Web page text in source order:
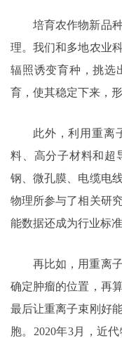
培育农作物新品
理。我们和多地农业
辐照诱变育种，挑选
育，使其稳定下来，形
此外，利用重离
料、高分子材料和超
钢、微孔膜、电缆电
物理所参与了相关研
能数据还成为行业标准
再比如，用重离
确定肿瘤的位置，再
最后让重离子束刚好
胞。2020年3月，近